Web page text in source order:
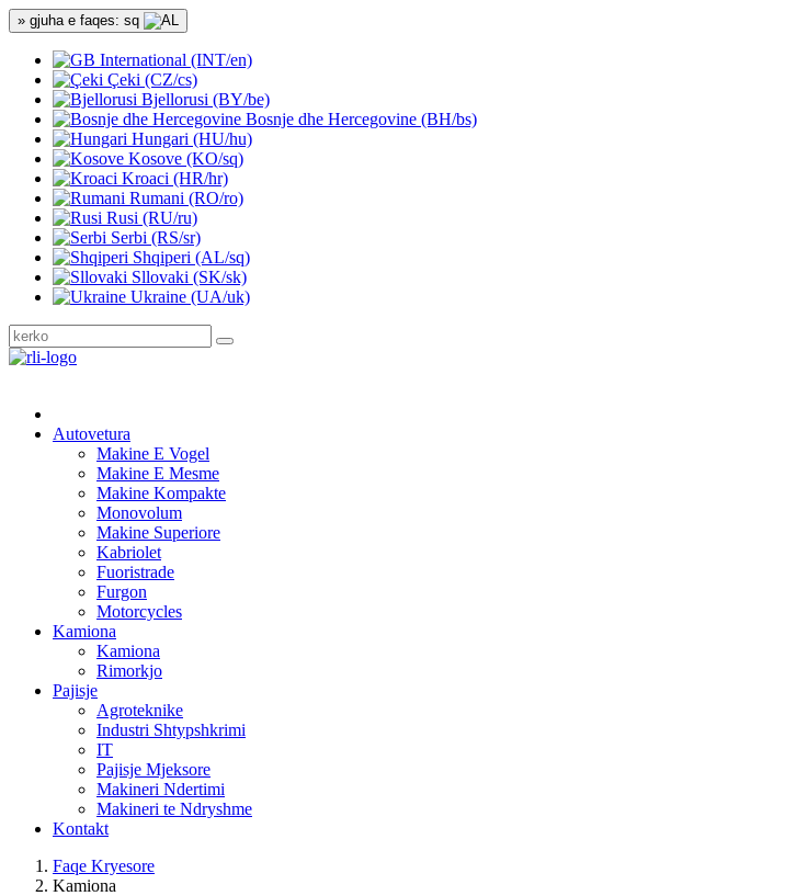
» gjuha e faqes: sq
International (INT/en)
Çeki (CZ/cs)
Bjellorusi (BY/be)
Bosnje dhe Hercegovine (BH/bs)
Hungari (HU/hu)
Kosove (KO/sq)
Kroaci (HR/hr)
Rumani (RO/ro)
Rusi (RU/ru)
Serbi (RS/sr)
Shqiperi (AL/sq)
Sllovaki (SK/sk)
Ukraine (UA/uk)
Autovetura
Makine E Vogel
Makine E Mesme
Makine Kompakte
Monovolum
Makine Superiore
Kabriolet
Fuoristrade
Furgon
Motorcycles
Kamiona
Kamiona
Rimorkjo
Pajisje
Agroteknike
Industri Shtypshkrimi
IT
Pajisje Mjeksore
Makineri Ndertimi
Makineri te Ndryshme
Kontakt
Faqe Kryesore
Kamiona